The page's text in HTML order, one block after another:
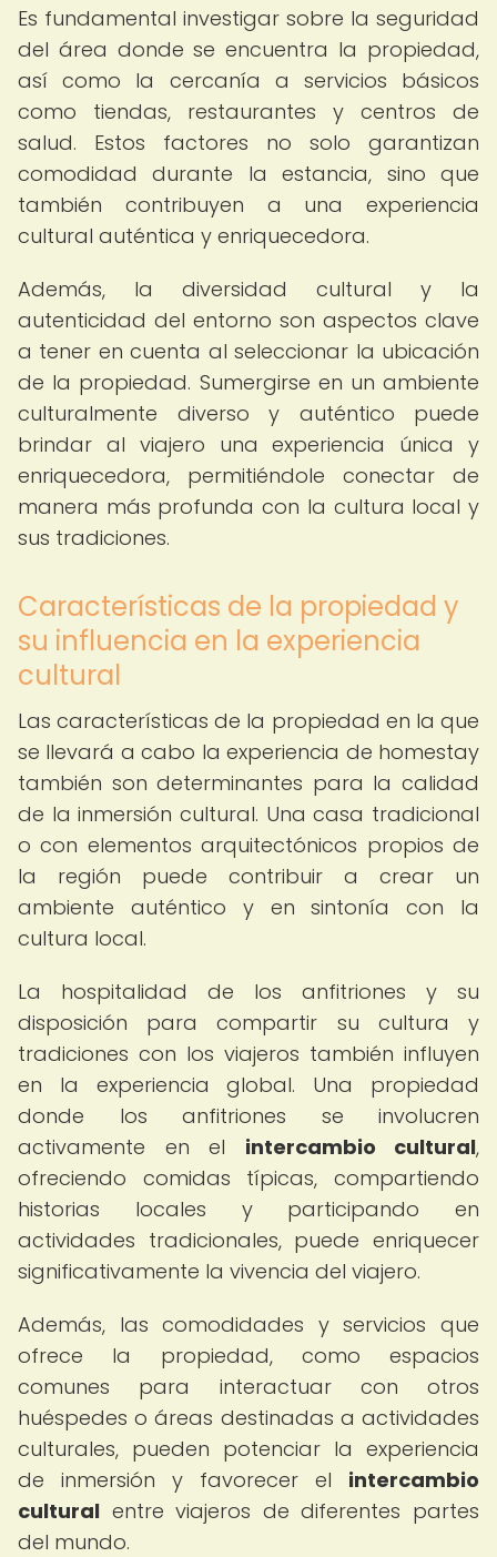
Es fundamental investigar sobre la seguridad
del área donde se encuentra la propiedad,
así como la cercanía a servicios básicos
como tiendas, restaurantes y centros de
salud. Estos factores no solo garantizan
comodidad durante la estancia, sino que
también contribuyen a una experiencia
cultural auténtica y enriquecedora.
Además, la diversidad cultural y la
autenticidad del entorno son aspectos clave
a tener en cuenta al seleccionar la ubicación
de la propiedad. Sumergirse en un ambiente
culturalmente diverso y auténtico puede
brindar al viajero una experiencia única y
enriquecedora, permitiéndole conectar de
manera más profunda con la cultura local y
sus tradiciones.
Características de la propiedad y
su influencia en la experiencia
cultural
Las características de la propiedad en la que
se llevará a cabo la experiencia de homestay
también son determinantes para la calidad
de la inmersión cultural. Una casa tradicional
o con elementos arquitectónicos propios de
la región puede contribuir a crear un
ambiente auténtico y en sintonía con la
cultura local.
La hospitalidad de los anfitriones y su
disposición para compartir su cultura y
tradiciones con los viajeros también influyen
en la experiencia global. Una propiedad
donde los anfitriones se involucren
activamente en el intercambio cultural,
ofreciendo comidas típicas, compartiendo
historias locales y participando en
actividades tradicionales, puede enriquecer
significativamente la vivencia del viajero.
Además, las comodidades y servicios que
ofrece la propiedad, como espacios
comunes para interactuar con otros
huéspedes o áreas destinadas a actividades
culturales, pueden potenciar la experiencia
de inmersión y favorecer el intercambio
cultural entre viajeros de diferentes partes
del mundo.